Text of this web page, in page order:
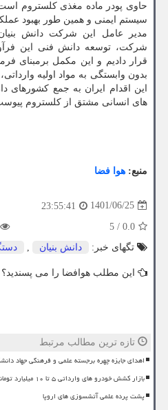
حاوی پودر ماده مغذی کلستروم
سیستم ایمنی و همین طور بهبود
مدیر عامل این شرکت دانش
شرکت، توسعه دانش فنی این
قرار دادیم و این مکمل برمبنای
بدون وابستگی به مواد اولیه
این اقدام ایران به جمع کشورهای
های انسانی مشتق از کلستروم
منبع: هوا فضا
1401/06/25
23:55:41
0.0
/
5
تگهای خبر:
دانش بنیان ,
این مطلب هوافضا را می پسندید؟
تازه ترین مطالب مرتبط
اهدای جایزه چهره برجسته علمی و فرهنگی جهاد
بازار کشش خودرو های وارداتی ۵ تا ۱۰ میلیارد تومانی را ندارد
پشت پرده علمی آتشسوزی های اروپا